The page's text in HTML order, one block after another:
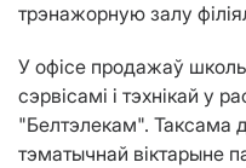
трэнажорную залу
У офісе продажаў
сэрвісамі і тэхнікай у
"Белтэлекам". Таксама
тэматычнай віктарыне